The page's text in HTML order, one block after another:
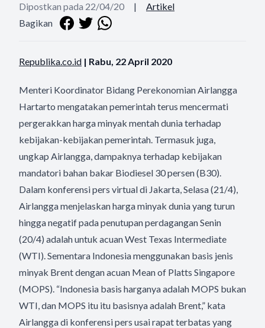
Dipostkan pada 22/04/20 |
Artikel
Bagikan
Republika.co.id | Rabu, 22 April 2020
Menteri Koordinator Bidang Perekonomian Airlangga
Hartarto mengatakan pemerintah terus mencermati
pergerakkan harga minyak mentah dunia terhadap
kebijakan-kebijakan pemerintah. Termasuk juga,
ungkap Airlangga, dampaknya terhadap kebijakan
mandatori bahan bakar Biodiesel 30 persen (B30).
Dalam konferensi pers virtual di Jakarta, Selasa (21/4),
Airlangga menjelaskan harga minyak dunia yang turun
hingga negatif pada penutupan perdagangan Senin
(20/4) adalah untuk acuan West Texas Intermediate
(WTI). Sementara Indonesia menggunakan basis jenis
minyak Brent dengan acuan Mean of Platts Singapore
(MOPS). “Indonesia basis harganya adalah MOPS bukan
WTI, dan MOPS itu itu basisnya adalah Brent,” kata
Airlangga di konferensi pers usai rapat terbatas yang